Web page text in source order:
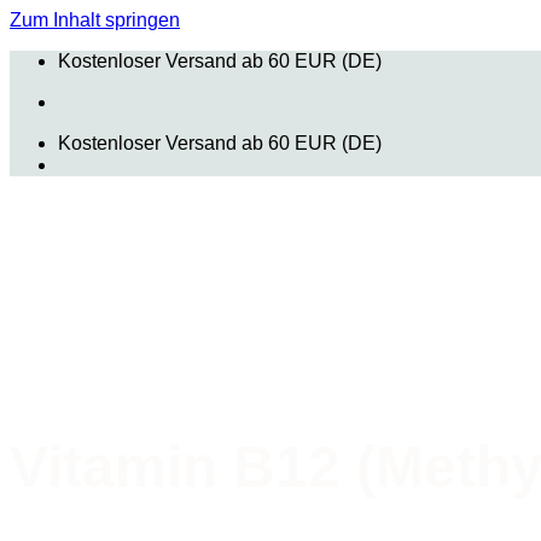
Zum Inhalt springen
Kostenloser Versand ab 60 EUR (DE)
Kostenloser Versand ab 60 EUR (DE)